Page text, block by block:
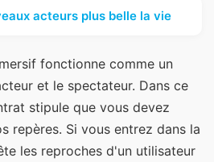
acteurs plus belle la vie
fonctionne comme un
et le spectateur. Dans ce
stipule que vous devez
repères. Si vous entrez dans la
les reproches d'un utilisateur